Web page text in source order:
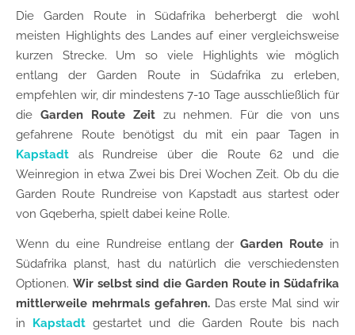
Die Garden Route in Südafrika beherbergt die wohl
meisten Highlights des Landes auf einer vergleichsweise
kurzen Strecke. Um so viele Highlights wie möglich
entlang der Garden Route in Südafrika zu erleben,
empfehlen wir, dir mindestens 7-10 Tage ausschließlich für
die Garden Route Zeitzu nehmen. Für die von uns
gefahrene Route benötigst du mit ein paar Tagen in
Kapstadt als Rundreise über die Route 62 und die
Weinregion in etwa Zwei bis Drei Wochen Zeit. Ob du die
Garden Route Rundreise von Kapstadt aus startest oder
von Gqeberha, spielt dabei keine Rolle.
Wenn du eine Rundreise entlang derGarden Route in
Südafrika planst, hast du natürlich die verschiedensten
Optionen. Wir selbst sind die Garden Route in Südafrika
mittlerweile mehrmals gefahren.Das erste Mal sind wir
in Kapstadt gestartet und die Garden Route bis nach